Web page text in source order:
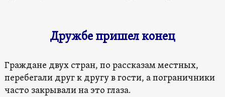
Дружбе пришел конец
Граждане двух стран, по рассказам местных,
перебегали друг к другу в гости, а пограничники
часто закрывали на это глаза.